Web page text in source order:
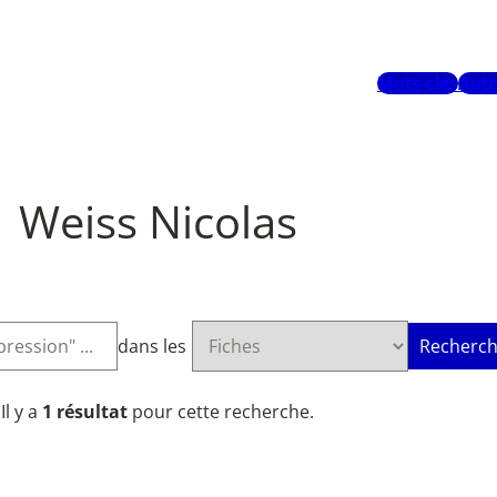
Mots-clés
Weiss Nicolas
dans les
Il y a 1 résultat pour cette recherche.